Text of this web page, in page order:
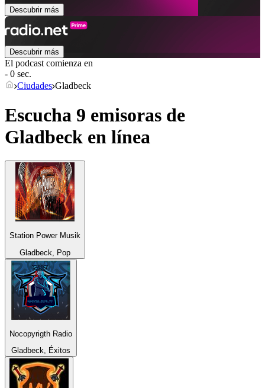
Descubrir más
Descubrir más
El podcast comienza en
- 0 sec.
Ciudades Gladbeck
Escucha 9 emisoras de
Gladbeck en línea
Station Power Musik
Gladbeck, Pop
Nocopyrigth Radio
Gladbeck, Éxitos